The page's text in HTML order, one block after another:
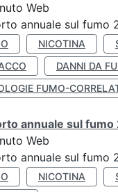
Web
annuale sul fumo
NICOTINA
DANNI DA
FUMO-
annuale sul fumo
Web
annuale sul fumo
NICOTINA